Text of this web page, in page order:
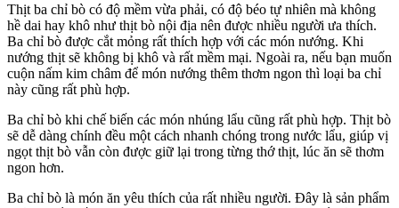
Thịt ba chỉ bò có độ mềm vừa phải, có độ béo tự nhiên mà không
hề dai hay khô như thịt bò nội địa nên được nhiều người ưa thích.
Ba chỉ bò được cắt mỏng rất thích hợp với các món nướng. Khi
nướng thịt sẽ không bị khô và rất mềm mại. Ngoài ra, nếu bạn muốn
cuộn nấm kim châm để món nướng thêm thơm ngon thì loại ba chỉ
này cũng rất phù hợp.
Ba chỉ bò khi chế biến các món nhúng lẩu cũng rất phù hợp. Thịt bò
sẽ dễ dàng chính đều một cách nhanh chóng trong nước lẩu, giúp vị
ngọt thịt bò vẫn còn được giữ lại trong từng thớ thịt, lúc ăn sẽ thơm
ngon hơn.
Ba chỉ bò là món ăn yêu thích của rất nhiều người. Đây là sản phẩm